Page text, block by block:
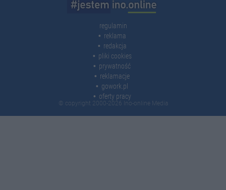
regulamin
reklama
redakcja
pliki cookies
prywatność
reklamacje
gowork.pl
oferty pracy
© copyright 2000-2026 Ino-online Media